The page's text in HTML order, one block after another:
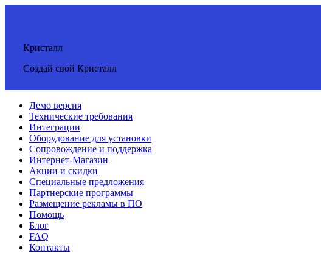
Кристалл
Создай свой Кристалл
Демо версия
Технические требования
Интеграции
Оборудование для установки
Сопровождение и поддержка
Интернет-Магазин
Акции и скидки
Специальные предложения
Партнерские программы
Размещение рекламы в ПО
Помощь
Блог
FAQ
Контакты